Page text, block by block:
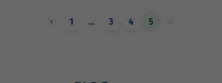
média anual de R$ 258 bilhões.
1 … 3 4 5